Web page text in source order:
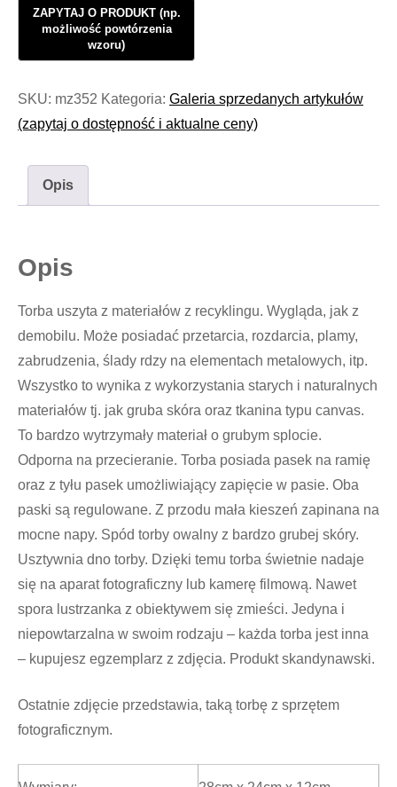
SKU: mz352 Kategoria: Galeria sprzedanych artykułów
(zapytaj o dostępność i aktualne ceny)
Opis
Opis
Torba uszyta z materiałów z recyklingu. Wygląda, jak z
demobilu. Może posiadać przetarcia, rozdarcia, plamy,
zabrudzenia, ślady rdzy na elementach metalowych, itp.
Wszystko to wynika z wykorzystania starych i naturalnych
materiałów tj. jak gruba skóra oraz tkanina typu canvas.
To bardzo wytrzymały materiał o grubym splocie.
Odporna na przecieranie. Torba posiada pasek na ramię
oraz z tyłu pasek umożliwiający zapięcie w pasie. Oba
paski są regulowane. Z przodu mała kieszeń zapinana na
mocne napy. Spód torby owalny z bardzo grubej skóry.
Usztywnia dno torby. Dzięki temu torba świetnie nadaje
się na aparat fotograficzny lub kamerę filmową. Nawet
spora lustrzanka z obiektywem się zmieści. Jedyna i
niepowtarzalna w swoim rodzaju – każda torba jest inna
– kupujesz egzemplarz z zdjęcia. Produkt skandynawski.
Ostatnie zdjęcie przedstawia, taką torbę z sprzętem
fotograficznym.